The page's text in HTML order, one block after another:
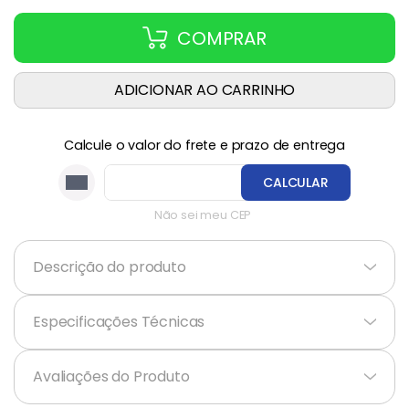
COMPRAR
ADICIONAR AO CARRINHO
Calcule o valor do frete e prazo de entrega
Não sei meu CEP
CALCULAR
Descrição do produto +
Especificações Técnicas +
Avaliações do Produto